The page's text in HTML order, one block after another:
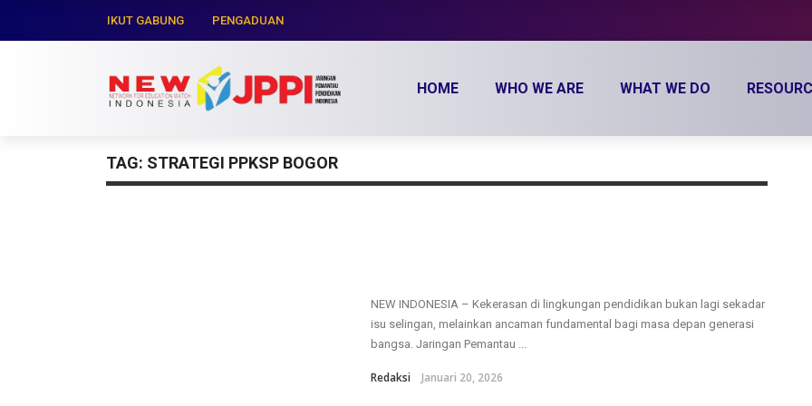
IKUT GABUNG PENGADUAN
HOME WHO WE ARE WHAT WE DO
TAG: STRATEGI PPKSP BOGOR
NEW INDONESIA – Kekerasan di lingkungan pendidikan bukan lagi sekadar
isu selingan, melainkan ancaman fundamental bagi masa depan generasi
bangsa. Jaringan Pemantau ...
Redaksi Januari 20, 2026